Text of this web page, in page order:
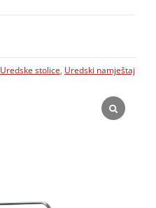
Uredske stolice, Uredski namještaj